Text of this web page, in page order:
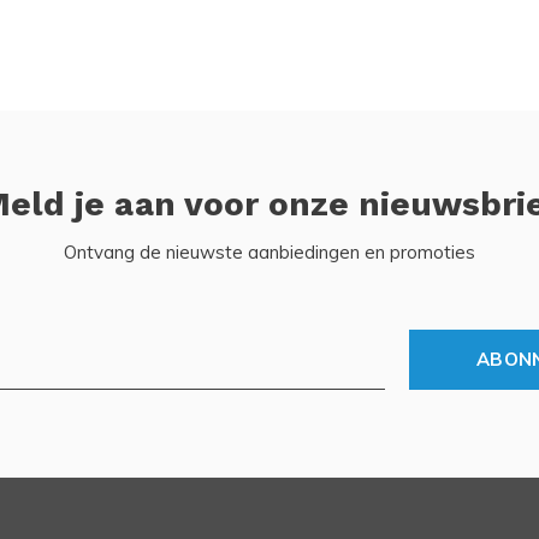
je aan voor onze
Ontvang de nieuwste aanbiedingen en promoties